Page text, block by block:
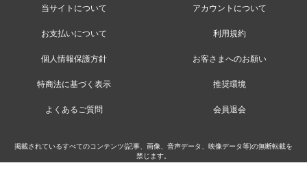
当サイトについて アカウントについて
お支払いについて 利用規約
個人情報保護方針 お客さまへのお願い
特商法に基づく表示 推奨環境
よくあるご質問 会員退会
掲載されているすべてのコンテンツ(記事、画像、音声データ、映像データ等)の無断転載を
禁じます。